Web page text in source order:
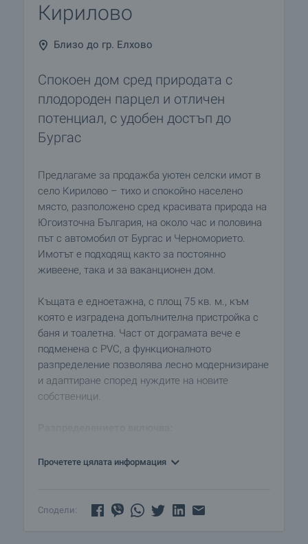
Кирилово
Близо до гр. Елхово
Спокоен дом сред природата с
плодороден парцел и отличен
потенциал, с удобен достъп до
Бургас
Предлагаме за продажба уютен селски имот в
село Кирилово – тихо и спокойно населено
място, разположено сред красивата природа на
Югоизточна България, на около час и половина
път с автомобил от Бургас и Черноморието.
Имотът е подходящ както за постоянно
живеене, така и за ваканционен дом.
Къщата е едноетажна, с площ 75 кв. м., към
която е изградена допълнителна пристройка с
баня и тоалетна. Част от дограмата вече е
подменена с PVC, а функционалното
разпределение позволява лесно модернизиране
и адаптиране според нуждите на новите
собственици.
• светла спалня;
склад или зимник;
Прочетете цялата информация
Сподели: